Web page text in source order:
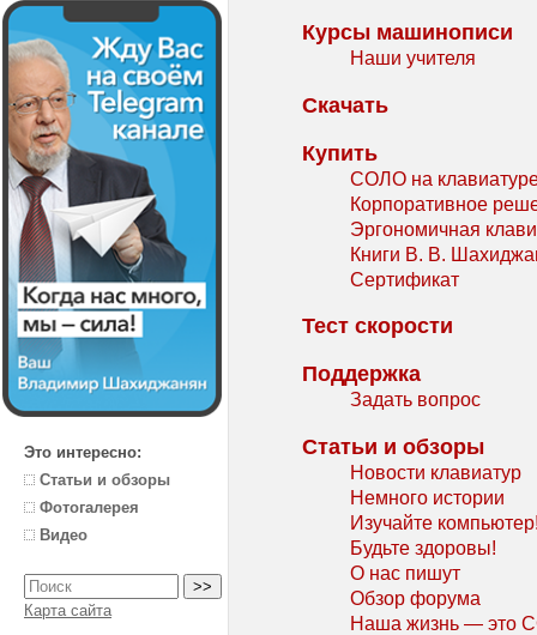
Это интересно:
Статьи и обзоры
Фотогалерея
Видео
Карта сайта
Курсы машинописи
Наши учителя
Скачать
Купить
СОЛО на
Корпоративное
Эргономичная
Книги В. В.
Сертификат
Тест скорости
Поддержка
Задать вопрос
Статьи и обзоры
Новости клавиатур
Немного истории
Изучайте
Будьте здоровы!
О нас пишут
Обзор форума
Наша жизнь — это